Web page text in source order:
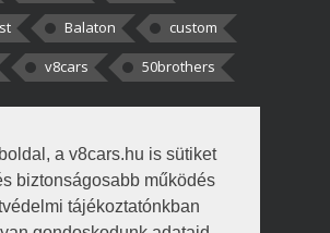
a v8cars.hu is sütiket
biztonságosabb működés
tájékoztatónkban
Balaton
custom
v8cars 50brothers
Elszúrtam! Én csak két
Nem tudtam, hogy fél autót,